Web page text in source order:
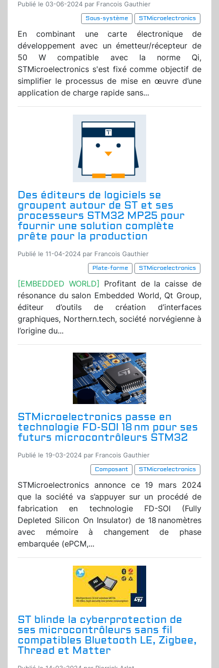
Publié le 03-06-2024 par Francois Gauthier
Sous-système
STMicroelectronics
En combinant une carte électronique de
développement avec un émetteur/récepteur de
50 W compatible avec la norme Qi,
STMicroelectronics s'est fixé comme objectif de
simplifier le processus de mise en œuvre d’une
application de charge rapide sans...
Des éditeurs de logiciels se
groupent autour de ST et ses
processeurs STM32 MP25 pour
fournir une solution complète
prête pour la production
Publié le 11-04-2024 par Francois Gauthier
Plate-forme
STMicroelectronics
[EMBEDDED WORLD] Profitant de la caisse de
résonance du salon Embedded World, Qt Group,
éditeur d’outils de création d’interfaces
graphiques, Northern.tech, société norvégienne à
l’origine du...
STMicroelectronics passe en
technologie FD-SOI 18 nm pour ses
futurs microcontrôleurs STM32
Publié le 19-03-2024 par Francois Gauthier
Composant
STMicroelectronics
STMicroelectronics annonce ce 19 mars 2024
que la société va s’appuyer sur un procédé de
fabrication en technologie FD-SOI (Fully
Depleted Silicon On Insulator) de 18 nanomètres
avec mémoire à changement de phase
embarquée (ePCM,...
ST blinde la cyberprotection de
ses microcontrôleurs sans fil
compatibles Bluetooth LE, Zigbee,
Thread et Matter